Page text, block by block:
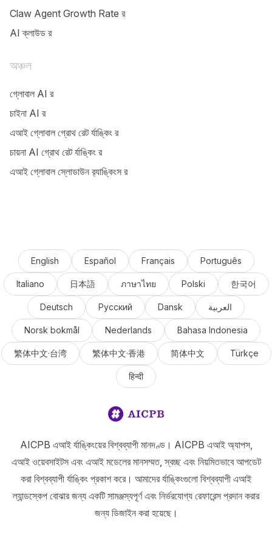
Claw Agent Growth Rate র‌‍‍‍‍‍‍‍‍‍‍‍‍‍‍‍‍‍‍‍‍‍‍‍‍‍‍‍‍‍‍‍‍‍‍‍‍‍‍‍‍‍‍‍‍‍‍‍‍‍‍‍‍‍‍‍‍‍‍‍‍‍‍‍‍‍‍‍‍‍‍‍‍‍‍‍‍‍‍‍‍‍‍‍‍‍‍‍‍‍‍‍‍‍‍‍‍‍‍‍‍‍‍‍‍‍‍‍‍‍‍‍‍‍‍‍‍‍‍‍‍‍‍‍‍‍‍‍‍‍‍‍‍‍‍‍‍‍‍‍‍‍‍‍‍‍‍‍‍‍‍‍‍‍‍‍‍‍‍‍‍‍‍‍‍‍‍‍‍‍‍‍‍‍‍‍‍‍‍‍‍‍‍‍‍‍‍‍‍‍‍‍‍‍‍‍‍‍‍‍‍‍‍‍‍‍‍‍‍‍‍‍‍‍‍‍‍‍‍‍‍‍‍‍‍‍‍‍‍‍‍‍‍‍‍‍‍‍‍‍‍‍‍‍‍‍‍‍‍‍‍‍‍‍‍‍‍‍‍‍‍‍‍‍‍‍‍‍‍‍‍‍‍‍‍‍‍‍‍‍‍‍‍‍‍‍‍‍‍‍‍‍‍‍‍‍‍‍‍‍‍‍‍‍‍‍‍‍‍‍‍‍‍‍‍‍‍‍‍‍‍‍‍‍‍‍‍‍‍‍‍‍‍‍‍‍‍‍‍‍‍‍‍‍‍‍‍‍‍‍‍‍‍‍‍‍‍‍‍‍‍‍‍‍‍‍‍‍‍‍‍‍‍‍‍‍‍‍‍‍‍‍‍‍‍‍‍‍‍‍‍‍‍‍‍‍‍‍‍‍‍‍‍‍‍‍‍‍‍‍‍‍‍‍‍‍‍‍‍‍‍‍‍‍‍‍‍‍‍‍‍‍‍‍‍‍‍‍‍‍‍‍‍‍‍‍‍‍‍‍‍‍‍‍‍‍‍‍‍‍‍‍‍‍‍‍‍‍‍‍‍‍‍‍‍‍‍‍‍‍‍‍‍‍‍‍‍‍‍‍‍‍‍‍‍‍‍‍‍‍‍‍‍‍‍‍‍‍‍‍‍‍‍‍‍‍‍‍‍‍‍‍‍‍‍‍‍‍‍‍‍‍‍‍‍‍‍‍‍‍‍‍‍‍‍‍‍‍‍‍‍‍‍‍‍‍‍‍‍‍‍‍‍‍‍‍‍‍‍‍‍‍‍‍‍‍‍‍‍‍‍‍‍‍‍‍‍‍‍‍‍‍‍‍‍‍‍‍‍‍‍‍‍‍‍‍‍‍‍‍‍‍‍‍‍‍‍‍‍‍‍‍‍‍‍‍‍‍‍‍‍‍‍‍‍‍‍‍‍‍‍‍‍‍‍‍‍‍‍‍‍‍‍‍‍‍‍‍‍‍‍‍‍‍‍‍‍‍‍‍‍‍‍‍‍‍‍‍‍‍‍‍‍‍‍‍‍‍‍‍‍‍‍‍‍‍‍‍‍‍‍‍‍‍‍‍‍‍‍‍‍‍‍‍‍‍‍‍‍‍‍‍‍‍‍‍‍‍‍‍‍‍‍‍‍‍‍‍‍‍‍‍‍‍‍‍‍‍‍‍‍‍‍‍‍‍‍‍‍‍‍‍‍‍‍‍‍‍‍‍‍‍‍‍‍‍‍‍‍‍‍‍‍‍‍‍‍‍‍‍‍‍‍‍‍‍‍‍‍‍‍‍‍‍‍‍‍‍‍‍‍‍‍‍‍‍‍‍‍‍‍‍‍‍‍‍‍‍‍‍‍‍‍‍‍‍‍‍‍‍‍‍‍‍‍‍‍‍‍‍‍‍‍‍‍‍‍‍‍‍‍‍‍‍‍‍‍‍‍‍‍‍‍‍‍‍‍‍‍‍‍‍‍‍‍‍‍‍‍‍‍‍‍‍‍‍‍‍‍‍‍‍‍‍‍‍‍‍‍‍‍‍‍‍‍‍‍‍‍‍‍‍‍‍‍‍‍‍‍‍‍‍‍‍‍‍‍‍‍‍‍‍‍‍‍‍‍‍‍‍‍‍‍‍‍‍‍‍‍‍‍‍‍‍‍‍‍‍‍‍‍‍‍‍‍‍‍‍‍‍‍‍‍‍‍‍‍‍‍‍‍‍‍‍‍‍‍‍‍‍‍‍‍‍‍‍‍‍‍‍‍‍‍‍‍‍‍‍‍‍‍‍‍‍‍‍‍‍‍‍‍‍‍‍‍‍‍‍‍‍‍‍‍‍‍‍‍‍‍‍‍‍‍‍‍‍‍‍‍‍‍‍‍‍‍‍‍‍‍‍‍‍‍‍‍‍‍‍‍‍‍‍‍‍‍‍‍‍‍‍‍‍‍‍‍‍‍‍‍‍‍‍‍‍‍‍‍‍‍‍‍‍‍‍‍‍‍‍‍‍‍‍‍‍‍‍‍‍‍‍‍‍‍‍‍‍‍‍‍‍‍‍‍‍‍‍‍‍‍‍‍‍‍‍‍‍‍‍‍‍‍‍‍‍‍‍‍‍‍‍‍‍‍‍‍‍‍‍‍‍‍‍‍‍‍‍‍‍‍‍‍‍‍‍‍‍‍‍‍‍‍‍‍‍‍‍‍‍‍‍‍‍‍‍‍‍‍‍‍‍‍‍‍‍‍‍‍‍‍‍‍‍‍‍‍‍‍‍‍‍‍‍‍‍‍‍‍‍‍‍‍‍‍‍‍‍‍‍‍‍‍‍‍‍‍‍‍‍‍‍‍‍‍‍‍‍‍‍‍‍‍‍‍‍‍‍‍‍‍‍‍‍‍‍‍‍‍‍‍‍‍‍‍‍‍‍‍‍‍‍‍‍‍‍‍‍‍‍‍‍‍‍‍‍‍‍‍‍‍‍‍‍‍‍‍‍‍‍‍‍‍‍‍‍‍‍‍‍‍‍‍‍‍‍‍‍‍‍‍‍‍‍‍‍‍‍‍‍‍‍‍‍‍‍‍‍‍‍‍‍‍‍‍‍‍‍‍‍‍‍‍‍‍‍‍‍‍‍‍‍‍‍‍‍‍‍‍‍‍‍‍‍‍‍‍‍‍‍‍‍‍‍‍‍‍‍‍‍‍‍‍‍‍‍‍‍‍‍‍‍‍‍‍‍‍‍‍‍‍‍‍‍‍‍‍‍‍‍‍‍‍‍‍‍‍‍‍‍‍‍‍‍‍‍‍‍‍‍‍‍‍‍‍‍‍‍‍‍‍‍‍‍‍‍‍‍‍‍‍‍‍‍‍‍‍‍‍‍‍‍‍‍‍‍‍‍‍‍‍‍‍‍‍‍‍‍‍‍‍‍‍‍‍‍‍‍‍‍‍‍‍‍‍‍‍‍‍‍‍‍‍‍‍‍‍‍‍‍‍‍‍‍‍‍‍‍‍‍‍‍‍‍‍‍‍‍‍‍‍‍‍‍‍‍‍‍‍‍‍‍‍‍‍‍‍‍‍‍‍‍‍‍‍‍‍‍‍‍‍‍‍‍‍‍‍‍‍‍‍‍‍‍‍‍‍‍‍‍‍‍‍‍‍‍‍‍‍‍‍‍‍‍‍‍‍‍‍‍‍‍‍‍‍‍‍‍‍‍‍‍‍‍‍‍‍‍‍‍‍‍‍‍‍‍‍‍‍‍‍‍‍‍‍‍‍‍‍‍‍‍‍‍‍‍‍‍‍‍‍‍‍‍‍‍‍‍‍‍‍‍‍‍‍‍‍‍‍‍‍‍‍‍‍‍‍‍‍‍‍‍‍‍‍‍‍‍‍‍‍‍‍‍‍‍‍‍‍‍‍‍‍‍‍‍‍‍‍‍‍‍‍‍‍‍‍‍‍‍‍‍‍‍‍‍‍‍‍‍‍‍‍‍‍‍‍‍‍‍‍‍‍‍‍‍‍‍‍‍‍‍‍‍‍‍‍‍‍‍‍‍‍‍‍‍‍‍‍‍‍‍‍‍‍‍‍‍‍‍‍‍‍‍‍‍‍‍‍‍‍‍‍‍‍‍‍‍‍‍‍‍‍‍‍‍‍‍‍‍‍‍‍‍‍‍‍‍‍‍‍‍‍‍‍‍‍‍‍‍‍‍‍‍‍‍‍‍‍‍‍‍‍‍‍‍‍‍‍‍‍‍‍‍‍‍‍‍‍‍‍‍‍‍‍‍‍‍‍‍‍‍‍‍‍‍‍‍‍‍‍‍‍‍‍‍‍‍‍‍‍‍‍‍‍‍‍‍‍‍‍‍‍‍‍‍‍‍‍‍‍‍‍‍‍‍‍‍‍‍‍‍‍‍‍‍‍‍‍‍‍‍‍‍‍‍‍‍‍‍‍‍‍‍‍‍‍‍‍‍‍
AI ক্লাউড র‌‍‍‍‍‍‍‍‍‍‍‍‍‍‍‍‍‍‍‍‍‍‍‍‍‍‍‍‍‍‍‍‍‍‍‍‍‍‍‍‍‍‍‍‍‍‍‍‍‍‍‍‍‍‍‍‍‍‍‍‍‍‍‍‍‍‍‍‍‍‍‍‍‍‍‍‍‍‍‍‍‍‍‍‍‍‍‍‍‍‍‍‍‍‍‍‍‍‍‍‍‍‍‍‍‍‍‍‍‍‍‍‍‍‍‍‍‍‍‍‍‍‍‍‍‍‍‍‍‍‍‍‍‍‍‍‍‍‍‍‍‍‍‍‍‍‍‍‍‍‍‍‍‍‍‍‍‍‍‍‍‍‍‍‍‍‍‍‍‍‍‍‍‍‍‍‍‍‍‍‍‍‍‍‍‍‍‍‍‍‍‍‍‍‍‍‍‍‍‍‍‍‍‍‍‍‍‍‍‍‍‍‍‍‍‍‍‍‍‍‍‍‍‍‍‍‍‍‍‍‍‍‍‍‍‍‍‍‍‍‍‍‍‍‍‍‍‍‍‍‍‍‍‍‍‍‍‍‍‍‍‍‍‍‍‍‍‍‍‍‍‍‍‍‍‍‍‍‍‍‍‍‍‍‍‍‍‍‍‍‍‍‍‍‍‍‍‍‍‍‍‍‍‍‍‍‍‍‍‍‍‍‍‍‍‍‍‍‍‍‍‍‍‍‍‍‍‍‍‍‍‍‍‍‍‍‍‍‍‍‍‍‍‍‍‍‍‍‍‍‍‍‍‍‍‍‍‍‍‍‍‍‍‍‍‍‍‍‍‍‍‍‍‍‍‍‍‍‍‍‍‍‍‍‍‍‍‍‍‍‍‍‍‍‍‍‍‍‍‍‍‍‍‍‍‍‍‍‍‍‍‍‍‍‍‍‍‍‍‍‍‍‍‍‍‍‍‍‍‍‍‍‍‍‍‍‍‍‍‍‍‍‍‍‍‍‍‍‍‍‍‍‍‍‍‍‍‍‍‍‍‍‍‍‍‍‍‍‍‍‍‍‍‍‍‍‍‍‍‍‍‍‍‍‍‍‍‍‍‍‍‍‍‍‍‍‍‍‍‍‍‍‍‍‍‍‍‍‍‍‍‍‍‍‍‍‍‍‍‍‍‍‍‍‍‍‍‍‍‍‍‍‍‍‍‍‍‍‍‍‍‍‍‍‍‍‍‍‍‍‍‍‍‍‍‍‍‍‍‍‍‍‍‍‍‍‍‍‍‍‍‍‍‍‍‍‍‍‍‍‍‍‍‍‍‍‍‍‍‍‍‍‍‍‍‍‍‍‍‍‍‍‍‍‍‍‍‍‍‍‍‍‍‍‍‍‍‍‍‍‍‍‍‍‍‍‍‍‍‍‍‍‍‍‍‍‍‍‍‍‍‍‍‍‍‍‍‍‍‍‍‍‍‍‍‍‍‍‍‍‍‍‍‍‍‍‍‍‍‍‍‍‍‍‍‍‍‍‍‍‍‍‍‍‍‍‍‍‍‍‍‍‍‍‍‍‍‍‍‍‍‍‍‍‍‍‍‍‍‍‍‍‍‍‍‍‍‍‍‍‍‍‍‍‍‍‍‍‍‍‍‍‍‍‍‍‍‍‍‍‍‍‍‍‍‍‍‍‍‍‍‍‍‍‍‍‍‍‍‍‍‍‍‍‍‍‍‍‍‍‍‍‍‍‍‍‍‍‍‍‍‍‍‍‍‍‍‍‍‍‍‍‍‍‍‍‍‍‍‍‍‍‍‍‍‍‍‍‍‍‍‍‍‍‍‍‍‍‍‍‍‍‍‍‍‍‍‍‍‍‍‍‍‍‍‍‍‍‍‍‍‍‍‍‍‍‍‍‍‍‍‍‍‍‍‍‍‍‍‍‍‍‍‍‍‍‍‍‍‍‍‍‍‍‍‍‍‍‍‍‍‍‍‍‍‍‍‍‍‍‍‍‍‍‍‍‍‍‍‍‍‍‍‍‍‍‍‍‍‍‍‍‍‍‍‍‍‍‍‍‍‍‍‍‍‍‍‍‍‍‍‍‍‍‍‍‍‍‍‍‍‍‍‍‍‍‍‍‍‍‍‍‍‍‍‍‍‍‍‍‍‍‍‍‍‍‍‍‍‍‍‍‍‍‍‍‍‍‍‍‍‍‍‍‍‍‍‍‍‍‍‍‍‍‍‍‍‍‍‍‍‍‍‍‍‍‍‍‍‍‍‍‍‍‍‍‍‍‍‍‍‍‍‍‍‍‍‍‍‍‍‍‍‍‍‍‍‍‍‍‍‍‍‍‍‍‍‍‍‍‍‍‍‍‍‍‍‍‍‍‍‍‍‍‍‍‍‍‍‍‍‍‍‍‍‍‍‍‍‍‍‍‍‍‍‍‍‍‍‍‍‍‍‍‍‍‍‍‍‍‍‍‍‍‍‍‍‍‍‍‍‍‍‍‍‍‍‍‍‍‍‍‍‍‍‍‍‍‍‍‍‍‍‍‍‍‍‍‍‍‍‍‍‍‍‍‍‍‍‍‍‍‍‍‍‍‍‍‍‍‍‍‍‍‍‍‍‍‍‍‍‍‍‍‍‍‍‍‍‍‍‍‍‍‍‍‍‍‍‍‍‍‍‍‍‍‍‍‍‍‍‍‍‍‍‍‍‍‍‍‍‍‍‍‍‍‍‍‍‍‍‍‍‍‍‍‍‍‍‍‍‍‍‍‍‍‍‍‍‍‍‍‍‍‍‍‍‍‍‍‍‍‍‍‍‍‍‍‍‍‍‍‍‍‍‍‍‍‍‍‍‍‍‍‍‍‍‍‍‍‍‍‍‍‍‍‍‍‍‍‍‍‍‍‍‍‍‍‍‍‍‍‍‍‍‍‍‍‍‍‍‍‍‍‍‍‍‍‍‍‍‍‍‍‍‍‍‍‍‍‍‍‍‍‍‍‍‍‍‍‍‍‍‍‍‍‍‍‍‍‍‍‍‍‍‍‍‍‍‍‍‍‍‍‍‍‍‍‍‍‍‍‍‍‍‍‍‍‍‍‍‍‍‍‍‍‍‍‍‍‍‍‍‍‍‍‍‍‍‍‍‍‍‍‍‍‍‍‍‍‍‍‍‍‍‍‍‍‍‍‍‍‍‍‍‍‍‍‍‍‍‍‍‍‍‍‍‍‍‍‍‍‍‍‍‍‍‍‍‍‍‍‍‍‍‍‍‍‍‍‍‍‍‍‍‍‍‍‍‍‍‍‍‍‍‍‍‍‍‍‍‍‍‍‍‍‍‍‍‍‍‍‍‍‍‍‍‍‍‍‍‍‍‍‍‍‍‍‍‍‍‍‍‍‍‍‍‍‍‍‍‍‍‍‍‍‍‍‍‍‍‍‍‍‍‍‍‍‍‍‍‍‍‍‍‍‍‍‍‍‍‍‍‍‍‍‍‍‍‍‍‍‍‍‍‍‍‍‍‍‍‍‍‍‍‍‍‍‍‍‍‍‍‍‍‍‍‍‍‍‍‍‍‍‍‍‍‍‍‍‍‍‍‍‍‍‍‍‍‍‍‍‍‍‍‍‍‍‍‍‍‍‍‍‍‍‍‍‍‍‍‍‍‍‍‍‍‍‍‍‍‍‍‍‍‍‍‍‍‍‍‍‍‍‍‍‍‍‍‍‍‍‍‍‍‍‍‍‍‍‍‍‍‍‍‍‍‍‍‍‍‍‍‍‍‍‍‍‍‍‍‍‍‍‍‍‍‍‍‍‍‍‍‍‍‍‍‍‍‍‍‍‍‍‍‍‍‍‍‍‍‍‍‍‍‍‍‍‍‍‍‍‍‍‍‍‍‍‍‍‍‍‍‍‍‍‍‍‍‍‍‍‍‍‍‍‍‍‍‍‍‍‍‍‍‍‍‍‍‍‍‍‍‍‍‍‍‍‍‍‍‍‍‍‍‍‍‍‍‍‍‍‍‍‍‍‍‍‍‍‍‍‍‍‍‍‍‍‍‍‍‍‍‍‍‍‍‍‍‍‍‍‍‍‍‍‍‍‍‍‍‍‍‍‍‍‍‍‍‍‍‍‍‍‍‍‍‍‍‍‍‍‍‍‍‍‍‍‍‍‍‍‍‍‍‍‍‍‍‍‍‍‍‍‍‍‍‍‍‍‍‍‍‍‍‍‍‍‍‍‍‍‍‍‍‍‍‍‍‍‍‍‍‍‍‍‍‍‍‍‍‍‍‍‍‍‍‍‍‍‍‍‍‍‍‍‍‍‍‍‍‍‍‍‍‍‍‍‍‍‍‍‍‍‍‍‍‍‍‍‍‍‍‍‍‍‍‍‍‍‍‍‍‍‍‍‍‍‍‍‍‍‍‍‍‍‍‍‍‍‍‍‍‍‍‍‍‍‍‍‍‍‍‍‍‍‍‍‍
অঞ্চল
গ্লোবাল AI র‌‍‍‍‍‍‍‍‍‍‍‍‍‍‍‍‍‍‍‍‍‍‍‍‍‍‍‍‍‍‍‍‍‍‍‍‍‍‍‍‍‍‍‍‍‍‍‍‍‍‍‍‍‍‍‍‍‍‍‍‍‍‍‍‍‍‍‍‍‍‍‍‍‍‍‍‍‍‍‍‍‍‍‍‍‍‍‍‍‍‍‍‍‍‍‍‍‍‍‍‍‍‍‍‍‍‍‍‍‍‍‍‍‍‍‍‍‍‍‍‍‍‍‍‍‍‍‍‍‍‍‍‍‍‍‍‍‍‍‍‍‍‍‍‍‍‍‍‍‍‍‍‍‍‍‍‍‍‍‍‍‍‍‍‍‍‍‍‍‍‍‍‍‍‍‍‍‍‍‍‍‍‍‍‍‍‍‍‍‍‍‍‍‍‍‍‍‍‍‍‍‍‍‍‍‍‍‍‍‍‍‍‍‍‍‍‍‍‍‍‍‍‍‍‍‍‍‍‍‍‍‍‍‍‍‍‍‍‍‍‍‍‍‍‍‍‍‍‍‍‍‍‍‍‍‍‍‍‍‍‍‍‍‍‍‍‍‍‍‍‍‍‍‍‍‍‍‍‍‍‍‍‍‍‍‍‍‍‍‍‍‍‍‍‍‍‍‍‍‍‍‍‍‍‍‍‍‍‍‍‍‍‍‍‍‍‍‍‍‍‍‍‍‍‍‍‍‍‍‍‍‍‍‍‍‍‍‍‍‍‍‍‍‍‍‍‍‍‍‍‍‍‍‍‍‍‍‍‍‍‍‍‍‍‍‍‍‍‍‍‍‍‍‍‍‍‍‍‍‍‍‍‍‍‍‍‍‍‍‍‍‍‍‍‍‍‍‍‍‍‍‍‍‍‍‍‍‍‍‍‍‍‍‍‍‍‍‍‍‍‍‍‍‍‍‍‍‍‍‍‍‍‍‍‍‍‍‍‍‍‍‍‍‍‍‍‍‍‍‍‍‍‍‍‍‍‍‍‍‍‍‍‍‍‍‍‍‍‍‍‍‍‍‍‍‍‍‍‍‍‍‍‍‍‍‍‍‍‍‍‍‍‍‍‍‍‍‍‍‍‍‍‍‍‍‍‍‍‍‍‍‍‍‍‍‍‍‍‍‍‍‍‍‍‍‍‍‍‍‍‍‍‍‍‍‍‍‍‍‍‍‍‍‍‍‍‍‍‍‍‍‍‍‍‍‍‍‍‍‍‍‍‍‍‍‍‍‍‍‍‍‍‍‍‍‍‍‍‍‍‍‍‍‍‍‍‍‍‍‍‍‍‍‍‍‍‍‍‍‍‍‍‍‍‍‍‍‍‍‍‍‍‍‍‍‍‍‍‍‍‍‍‍‍‍‍‍‍‍‍‍‍‍‍‍‍‍‍‍‍‍‍‍‍‍‍‍‍‍‍‍‍‍‍‍‍‍‍‍‍‍‍‍‍‍‍‍‍‍‍‍‍‍‍‍‍‍‍‍‍‍‍‍‍‍‍‍‍‍‍‍‍‍‍‍‍‍‍‍‍‍‍‍‍‍‍‍‍‍‍‍‍‍‍‍‍‍‍‍‍‍‍‍‍‍‍‍‍‍‍‍‍‍‍‍‍‍‍‍‍‍‍‍‍‍‍‍‍‍‍‍‍‍‍‍‍‍‍‍‍‍‍‍‍‍‍‍‍‍‍‍‍‍‍‍‍‍‍‍‍‍‍‍‍‍‍‍‍‍‍‍‍‍‍‍‍‍‍‍‍‍‍‍‍‍‍‍‍‍‍‍‍‍‍‍‍‍‍‍‍‍‍‍‍‍‍‍‍‍‍‍‍‍‍‍‍‍‍‍‍‍‍‍‍‍‍‍‍‍‍‍‍‍‍‍‍‍‍‍‍‍‍‍‍‍‍‍‍‍‍‍‍‍‍‍‍‍‍‍‍‍‍‍‍‍‍‍‍‍‍‍‍‍‍‍‍‍‍‍‍‍‍‍‍‍‍‍‍‍‍‍‍‍‍‍‍‍‍‍‍‍‍‍‍‍‍‍‍‍‍‍‍‍‍‍‍‍‍‍‍‍‍‍‍‍‍‍‍‍‍‍‍‍‍‍‍‍‍‍‍‍‍‍‍‍‍‍‍‍‍‍‍‍‍‍‍‍‍‍‍‍‍‍‍‍‍‍‍‍‍‍‍‍‍‍‍‍‍‍‍‍‍‍‍‍‍‍‍‍‍‍‍‍‍‍‍‍‍‍‍‍‍‍‍‍‍‍‍‍‍‍‍‍‍‍‍‍‍‍‍‍‍‍‍‍‍‍‍‍‍‍‍‍‍‍‍‍‍‍‍‍‍‍‍‍‍‍‍‍‍‍‍‍‍‍‍‍‍‍‍‍‍‍‍‍‍‍‍‍‍‍‍‍‍‍‍‍‍‍‍‍‍‍‍‍‍‍‍‍‍‍‍‍‍‍‍‍‍‍‍‍‍‍‍‍‍‍‍‍‍‍‍‍‍‍‍‍‍‍‍‍‍‍‍‍‍‍‍‍‍‍‍‍‍‍‍‍‍‍‍‍‍‍‍‍‍‍‍‍‍‍‍‍‍‍‍‍‍‍‍‍‍‍‍‍‍‍‍‍‍‍‍‍‍‍‍‍‍‍‍‍‍‍‍‍‍‍‍‍‍‍‍‍‍‍‍‍‍‍‍‍‍‍‍‍‍‍‍‍‍‍‍‍‍‍‍‍‍‍‍‍‍‍‍‍‍‍‍‍‍‍‍‍‍‍‍‍‍‍‍‍‍‍‍‍‍‍‍‍‍‍‍‍‍‍‍‍‍‍‍‍‍‍‍‍‍‍‍‍‍‍‍‍‍‍‍‍‍‍‍‍‍‍‍‍‍‍‍‍‍‍‍‍‍‍‍‍‍‍‍‍‍‍‍‍‍‍‍‍‍‍‍‍‍‍‍‍‍‍‍‍‍‍‍‍‍‍‍‍‍‍‍‍‍‍‍‍‍‍‍‍‍‍‍‍‍‍‍‍‍‍‍‍‍‍‍‍‍‍‍‍‍‍‍‍‍‍‍‍‍‍‍‍‍‍‍‍‍‍‍‍‍‍‍‍‍‍‍‍‍‍‍‍‍‍‍‍‍‍‍‍‍‍‍‍‍‍‍‍‍‍‍‍‍‍‍‍‍‍‍‍‍‍‍‍‍‍‍‍‍‍‍‍‍‍‍‍‍‍‍‍‍‍‍‍‍‍‍‍‍‍‍‍‍‍‍‍‍‍‍‍‍‍‍‍‍‍‍‍‍‍‍‍‍‍‍‍‍‍‍‍‍‍‍‍‍‍‍‍‍‍‍‍‍‍‍‍‍‍‍‍‍‍‍‍‍‍‍‍‍‍‍‍‍‍‍‍‍‍‍‍‍‍‍‍‍‍‍‍‍‍‍‍‍‍‍‍‍‍‍‍‍‍‍‍‍‍‍‍‍‍‍‍‍‍‍‍‍‍‍‍‍‍‍‍‍‍‍‍‍‍‍‍‍‍‍‍‍‍‍‍‍‍‍‍‍‍‍‍‍‍‍‍‍‍‍‍‍‍‍‍‍‍‍‍‍‍‍‍‍‍‍‍‍‍‍‍‍‍‍‍‍‍‍‍‍‍‍‍‍‍‍‍‍‍‍‍‍‍‍‍‍‍‍‍‍‍‍‍‍‍‍‍‍‍‍‍‍‍‍‍‍‍‍‍‍‍‍‍‍‍‍‍‍‍‍‍‍‍‍‍‍‍‍‍‍‍‍‍‍‍‍‍‍‍‍‍‍‍‍‍‍‍‍‍‍‍‍‍‍‍‍‍‍‍‍‍‍‍‍‍‍‍‍‍‍‍‍‍‍‍‍‍‍‍‍‍‍‍‍‍‍‍‍‍‍‍‍‍‍‍‍‍‍‍‍‍‍‍‍‍‍‍‍‍‍‍‍‍‍‍‍‍‍‍‍‍‍‍‍‍‍‍‍‍‍‍‍‍‍‍‍‍‍‍‍‍‍‍‍‍‍‍‍‍‍‍‍‍‍‍‍‍‍‍‍‍‍‍‍‍‍‍‍‍‍‍‍‍‍‍‍‍‍‍‍‍‍‍‍‍‍‍‍‍‍‍‍‍‍‍‍‍‍‍‍‍‍‍‍‍‍‍‍‍‍‍‍‍‍‍‍‍‍‍‍‍‍‍‍‍‍‍‍‍‍‍‍‍‍‍‍‍‍‍‍‍‍‍‍‍‍‍‍‍‍‍‍‍‍‍‍‍‍‍‍‍‍‍‍‍‍‍‍‍‍‍‍‍‍‍‍‍‍‍‍‍‍‍‍‍‍‍‍‍‍‍‍‍‍‍‍‍‍‍‍‍‍‍‍‍‍‍‍‍‍‍‍‍‍‍‍‍‍‍‍‍‍‍
চাইনা AI র‌‍‍‍‍‍‍‍‍‍‍‍‍‍‍‍‍‍‍‍‍‍‍‍‍‍‍‍‍‍‍‍‍‍‍‍‍‍‍‍‍‍‍‍‍‍‍‍‍‍‍‍‍‍‍‍‍‍‍‍‍‍‍‍‍‍‍‍‍‍‍‍‍‍‍‍‍‍‍‍‍‍‍‍‍‍‍‍‍‍‍‍‍‍‍‍‍‍‍‍‍‍‍‍‍‍‍‍‍‍‍‍‍‍‍‍‍‍‍‍‍‍‍‍‍‍‍‍‍‍‍‍‍‍‍‍‍‍‍‍‍‍‍‍‍‍‍‍‍‍‍‍‍‍‍‍‍‍‍‍‍‍‍‍‍‍‍‍‍‍‍‍‍‍‍‍‍‍‍‍‍‍‍‍‍‍‍‍‍‍‍‍‍‍‍‍‍‍‍‍‍‍‍‍‍‍‍‍‍‍‍‍‍‍‍‍‍‍‍‍‍‍‍‍‍‍‍‍‍‍‍‍‍‍‍‍‍‍‍‍‍‍‍‍‍‍‍‍‍‍‍‍‍‍‍‍‍‍‍‍‍‍‍‍‍‍‍‍‍‍‍‍‍‍‍‍‍‍‍‍‍‍‍‍‍‍‍‍‍‍‍‍‍‍‍‍‍‍‍‍‍‍‍‍‍‍‍‍‍‍‍‍‍‍‍‍‍‍‍‍‍‍‍‍‍‍‍‍‍‍‍‍‍‍‍‍‍‍‍‍‍‍‍‍‍‍‍‍‍‍‍‍‍‍‍‍‍‍‍‍‍‍‍‍‍‍‍‍‍‍‍‍‍‍‍‍‍‍‍‍‍‍‍‍‍‍‍‍‍‍‍‍‍‍‍‍‍‍‍‍‍‍‍‍‍‍‍‍‍‍‍‍‍‍‍‍‍‍‍‍‍‍‍‍‍‍‍‍‍‍‍‍‍‍‍‍‍‍‍‍‍‍‍‍‍‍‍‍‍‍‍‍‍‍‍‍‍‍‍‍‍‍‍‍‍‍‍‍‍‍‍‍‍‍‍‍‍‍‍‍‍‍‍‍‍‍‍‍‍‍‍‍‍‍‍‍‍‍‍‍‍‍‍‍‍‍‍‍‍‍‍‍‍‍‍‍‍‍‍‍‍‍‍‍‍‍‍‍‍‍‍‍‍‍‍‍‍‍‍‍‍‍‍‍‍‍‍‍‍‍‍‍‍‍‍‍‍‍‍‍‍‍‍‍‍‍‍‍‍‍‍‍‍‍‍‍‍‍‍‍‍‍‍‍‍‍‍‍‍‍‍‍‍‍‍‍‍‍‍‍‍‍‍‍‍‍‍‍‍‍‍‍‍‍‍‍‍‍‍‍‍‍‍‍‍‍‍‍‍‍‍‍‍‍‍‍‍‍‍‍‍‍‍‍‍‍‍‍‍‍‍‍‍‍‍‍‍‍‍‍‍‍‍‍‍‍‍‍‍‍‍‍‍‍‍‍‍‍‍‍‍‍‍‍‍‍‍‍‍‍‍‍‍‍‍‍‍‍‍‍‍‍‍‍‍‍‍‍‍‍‍‍‍‍‍‍‍‍‍‍‍‍‍‍‍‍‍‍‍‍‍‍‍‍‍‍‍‍‍‍‍‍‍‍‍‍‍‍‍‍‍‍‍‍‍‍‍‍‍‍‍‍‍‍‍‍‍‍‍‍‍‍‍‍‍‍‍‍‍‍‍‍‍‍‍‍‍‍‍‍‍‍‍‍‍‍‍‍‍‍‍‍‍‍‍‍‍‍‍‍‍‍‍‍‍‍‍‍‍‍‍‍‍‍‍‍‍‍‍‍‍‍‍‍‍‍‍‍‍‍‍‍‍‍‍‍‍‍‍‍‍‍‍‍‍‍‍‍‍‍‍‍‍‍‍‍‍‍‍‍‍‍‍‍‍‍‍‍‍‍‍‍‍‍‍‍‍‍‍‍‍‍‍‍‍‍‍‍‍‍‍‍‍‍‍‍‍‍‍‍‍‍‍‍‍‍‍‍‍‍‍‍‍‍‍‍‍‍‍‍‍‍‍‍‍‍‍‍‍‍‍‍‍‍‍‍‍‍‍‍‍‍‍‍‍‍‍‍‍‍‍‍‍‍‍‍‍‍‍‍‍‍‍‍‍‍‍‍‍‍‍‍‍‍‍‍‍‍‍‍‍‍‍‍‍‍‍‍‍‍‍‍‍‍‍‍‍‍‍‍‍‍‍‍‍‍‍‍‍‍‍‍‍‍‍‍‍‍‍‍‍‍‍‍‍‍‍‍‍‍‍‍‍‍‍‍‍‍‍‍‍‍‍‍‍‍‍‍‍‍‍‍‍‍‍‍‍‍‍‍‍‍‍‍‍‍‍‍‍‍‍‍‍‍‍‍‍‍‍‍‍‍‍‍‍‍‍‍‍‍‍‍‍‍‍‍‍‍‍‍‍‍‍‍‍‍‍‍‍‍‍‍‍‍‍‍‍‍‍‍‍‍‍‍‍‍‍‍‍‍‍‍‍‍‍‍‍‍‍‍‍‍‍‍‍‍‍‍‍‍‍‍‍‍‍‍‍‍‍‍‍‍‍‍‍‍‍‍‍‍‍‍‍‍‍‍‍‍‍‍‍‍‍‍‍‍‍‍‍‍‍‍‍‍‍‍‍‍‍‍‍‍‍‍‍‍‍‍‍‍‍‍‍‍‍‍‍‍‍‍‍‍‍‍‍‍‍‍‍‍‍‍‍‍‍‍‍‍‍‍‍‍‍‍‍‍‍‍‍‍‍‍‍‍‍‍‍‍‍‍‍‍‍‍‍‍‍‍‍‍‍‍‍‍‍‍‍‍‍‍‍‍‍‍‍‍‍‍‍‍‍‍‍‍‍‍‍‍‍‍‍‍‍‍‍‍‍‍‍‍‍‍‍‍‍‍‍‍‍‍‍‍‍‍‍‍‍‍‍‍‍‍‍‍‍‍‍‍‍‍‍‍‍‍‍‍‍‍‍‍‍‍‍‍‍‍‍‍‍‍‍‍‍‍‍‍‍‍‍‍‍‍‍‍‍‍‍‍‍‍‍‍‍‍‍‍‍‍‍‍‍‍‍‍‍‍‍‍‍‍‍‍‍‍‍‍‍‍‍‍‍‍‍‍‍‍‍‍‍‍‍‍‍‍‍‍‍‍‍‍‍‍‍‍‍‍‍‍‍‍‍‍‍‍‍‍‍‍‍‍‍‍‍‍‍‍‍‍‍‍‍‍‍‍‍‍‍‍‍‍‍‍‍‍‍‍‍‍‍‍‍‍‍‍‍‍‍‍‍‍‍‍‍‍‍‍‍‍‍‍‍‍‍‍‍‍‍‍‍‍‍‍‍‍‍‍‍‍‍‍‍‍‍‍‍‍‍‍‍‍‍‍‍‍‍‍‍‍‍‍‍‍‍‍‍‍‍‍‍‍‍‍‍‍‍‍‍‍‍‍‍‍‍‍‍‍‍‍‍‍‍‍‍‍‍‍‍‍‍‍‍‍‍‍‍‍‍‍‍‍‍‍‍‍‍‍‍‍‍‍‍‍‍‍‍‍‍‍‍‍‍‍‍‍‍‍‍‍‍‍‍‍‍‍‍‍‍‍‍‍‍‍‍‍‍‍‍‍‍‍‍‍‍‍‍‍‍‍‍‍‍‍‍‍‍‍‍‍‍‍‍‍‍‍‍‍‍‍‍‍‍‍‍‍‍‍‍‍‍‍‍‍‍‍‍‍‍‍‍‍‍‍‍‍‍‍‍‍‍‍‍‍‍‍‍‍‍‍‍‍‍‍‍‍‍‍‍‍‍‍‍‍‍‍‍‍‍‍‍‍‍‍‍‍‍‍‍‍‍‍‍‍‍‍‍‍‍‍‍‍‍‍‍‍‍‍‍‍‍‍‍‍‍‍‍‍‍‍‍‍‍‍‍‍‍‍‍‍‍‍‍‍‍‍‍‍‍‍‍‍‍‍‍‍‍‍‍‍‍‍‍‍‍‍‍‍‍‍‍‍‍‍‍‍‍‍‍‍‍‍‍‍‍‍‍‍‍‍‍‍‍‍‍‍‍‍‍‍‍‍‍‍‍‍‍‍‍‍‍‍‍‍‍‍‍‍‍‍‍‍‍‍‍‍‍‍‍‍‍‍‍‍‍‍‍‍‍‍‍‍‍‍‍‍‍‍‍‍‍‍‍‍‍‍‍‍‍‍‍‍‍‍‍‍‍‍‍‍‍‍‍‍‍‍‍‍‍‍‍‍‍‍‍‍‍‍‍‍‍‍‍‍‍‍‍‍‍‍‍‍‍‍‍‍‍‍‍‍‍‍‍‍‍‍‍‍‍‍‍‍‍‍‍‍‍‍‍‍‍‍‍‍‍‍‍‍‍‍‍‍‍‍‍‍‍‍‍‍‍
এআই গ্লোবাল গ্রোথ রেট র্যাঙ্কিং র‌‍‍‍‍‍‍‍‍‍‍‍‍‍‍‍‍‍‍‍‍‍‍‍‍‍‍‍‍‍‍‍‍‍‍‍‍‍‍‍‍‍‍‍‍‍‍‍‍‍‍‍‍‍‍‍‍‍‍‍‍‍‍‍‍‍‍‍‍‍‍‍‍‍‍‍‍‍‍‍‍‍‍‍‍‍‍‍‍‍‍‍‍‍‍‍‍‍‍‍‍‍‍‍‍‍‍‍‍‍‍‍‍‍‍‍‍‍‍‍‍‍‍‍‍‍‍‍‍‍‍‍‍‍‍‍‍‍‍‍‍‍‍‍‍‍‍‍‍‍‍‍‍‍‍‍‍‍‍‍‍‍‍‍‍‍‍‍‍‍‍‍‍‍‍‍‍‍‍‍‍‍‍‍‍‍‍‍‍‍‍‍‍‍‍‍‍‍‍‍‍‍‍‍‍‍‍‍‍‍‍‍‍‍‍‍‍‍‍‍‍‍‍‍‍‍‍‍‍‍‍‍‍‍‍‍‍‍‍‍‍‍‍‍‍‍‍‍‍‍‍‍‍‍‍‍‍‍‍‍‍‍‍‍‍‍‍‍‍‍‍‍‍‍‍‍‍‍‍‍‍‍‍‍‍‍‍‍‍‍‍‍‍‍‍‍‍‍‍‍‍‍‍‍‍‍‍‍‍‍‍‍‍‍‍‍‍‍‍‍‍‍‍‍‍‍‍‍‍‍‍‍‍‍‍‍‍‍‍‍‍‍‍‍‍‍‍‍‍‍‍‍‍‍‍‍‍‍‍‍‍‍‍‍‍‍‍‍‍‍‍‍‍‍‍‍‍‍‍‍‍‍‍‍‍‍‍‍‍‍‍‍‍‍‍‍‍‍‍‍‍‍‍‍‍‍‍‍‍‍‍‍‍‍‍‍‍‍‍‍‍‍‍‍‍‍‍‍‍‍‍‍‍‍‍‍‍‍‍‍‍‍‍‍‍‍‍‍‍‍‍‍‍‍‍‍‍‍‍‍‍‍‍‍‍‍‍‍‍‍‍‍‍‍‍‍‍‍‍‍‍‍‍‍‍‍‍‍‍‍‍‍‍‍‍‍‍‍‍‍‍‍‍‍‍‍‍‍‍‍‍‍‍‍‍‍‍‍‍‍‍‍‍‍‍‍‍‍‍‍‍‍‍‍‍‍‍‍‍‍‍‍‍‍‍‍‍‍‍‍‍‍‍‍‍‍‍‍‍‍‍‍‍‍‍‍‍‍‍‍‍‍‍‍‍‍‍‍‍‍‍‍‍‍‍‍‍‍‍‍‍‍‍‍‍‍‍‍‍‍‍‍‍‍‍‍‍‍‍‍‍‍‍‍‍‍‍‍‍‍‍‍‍‍‍‍‍‍‍‍‍‍‍‍‍‍‍‍‍‍‍‍‍‍‍‍‍‍‍‍‍‍‍‍‍‍‍‍‍‍‍‍‍‍‍‍‍‍‍‍‍‍‍‍‍‍‍‍‍‍‍‍‍‍‍‍‍‍‍‍‍‍‍‍‍‍‍‍‍‍‍‍‍‍‍‍‍‍‍‍‍‍‍‍‍‍‍‍‍‍‍‍‍‍‍‍‍‍‍‍‍‍‍‍‍‍‍‍‍‍‍‍‍‍‍‍‍‍‍‍‍‍‍‍‍‍‍‍‍‍‍‍‍‍‍‍‍‍‍‍‍‍‍‍‍‍‍‍‍‍‍‍‍‍‍‍‍‍‍‍‍‍‍‍‍‍‍‍‍‍‍‍‍‍‍‍‍‍‍‍‍‍‍‍‍‍‍‍‍‍‍‍‍‍‍‍‍‍‍‍‍‍‍‍‍‍‍‍‍‍‍‍‍‍‍‍‍‍‍‍‍‍‍‍‍‍‍‍‍‍‍‍‍‍‍‍‍‍‍‍‍‍‍‍‍‍‍‍‍‍‍‍‍‍‍‍‍‍‍‍‍‍‍‍‍‍‍‍‍‍‍‍‍‍‍‍‍‍‍‍‍‍‍‍‍‍‍‍‍‍‍‍‍‍‍‍‍‍‍‍‍‍‍‍‍‍‍‍‍‍‍‍‍‍‍‍‍‍‍‍‍‍‍‍‍‍‍‍‍‍‍‍‍‍‍‍‍‍‍‍‍‍‍‍‍‍‍‍‍‍‍‍‍‍‍‍‍‍‍‍‍‍‍‍‍‍‍‍‍‍‍‍‍‍‍‍‍‍‍‍‍‍‍‍‍‍‍‍‍‍‍‍‍‍‍‍‍‍‍‍‍‍‍‍‍‍‍‍‍‍‍‍‍‍‍‍‍‍‍‍‍‍‍‍‍‍‍‍‍‍‍‍‍‍‍‍‍‍‍‍‍‍‍‍‍‍‍‍‍‍‍‍‍‍‍‍‍‍‍‍‍‍‍‍‍‍‍‍‍‍‍‍‍‍‍‍‍‍‍‍‍‍‍‍‍‍‍‍‍‍‍‍‍‍‍‍‍‍‍‍‍‍‍‍‍‍‍‍‍‍‍‍‍‍‍‍‍‍‍‍‍‍‍‍‍‍‍‍‍‍‍‍‍‍‍‍‍‍‍‍‍‍‍‍‍‍‍‍‍‍‍‍‍‍‍‍‍‍‍‍‍‍‍‍‍‍‍‍‍‍‍‍‍‍‍‍‍‍‍‍‍‍‍‍‍‍‍‍‍‍‍‍‍‍‍‍‍‍‍‍‍‍‍‍‍‍‍‍‍‍‍‍‍‍‍‍‍‍‍‍‍‍‍‍‍‍‍‍‍‍‍‍‍‍‍‍‍‍‍‍‍‍‍‍‍‍‍‍‍‍‍‍‍‍‍‍‍‍‍‍‍‍‍‍‍‍‍‍‍‍‍‍‍‍‍‍‍‍‍‍‍‍‍‍‍‍‍‍‍‍‍‍‍‍‍‍‍‍‍‍‍‍‍‍‍‍‍‍‍‍‍‍‍‍‍‍‍‍‍‍‍‍‍‍‍‍‍‍‍‍‍‍‍‍‍‍‍‍‍‍‍‍‍‍‍‍‍‍‍‍‍‍‍‍‍‍‍‍‍‍‍‍‍‍‍‍‍‍‍‍‍‍‍‍‍‍‍‍‍‍‍‍‍‍‍‍‍‍‍‍‍‍‍‍‍‍‍‍‍‍‍‍‍‍‍‍‍‍‍‍‍‍‍‍‍‍‍‍‍‍‍‍‍‍‍‍‍‍‍‍‍‍‍‍‍‍‍‍‍‍‍‍‍‍‍‍‍‍‍‍‍‍‍‍‍‍‍‍‍‍‍‍‍‍‍‍‍‍‍‍‍‍‍‍‍‍‍‍‍‍‍‍‍‍‍‍‍‍‍‍‍‍‍‍‍‍‍‍‍‍‍‍‍‍‍‍‍‍‍‍‍‍‍‍‍‍‍‍‍‍‍‍‍‍‍‍‍‍‍‍‍‍‍‍‍‍‍‍‍‍‍‍‍‍‍‍‍‍‍‍‍‍‍‍‍‍‍‍‍‍‍‍‍‍‍‍‍‍‍‍‍‍‍‍‍‍‍‍‍‍‍‍‍‍‍‍‍‍‍‍‍‍‍‍‍‍‍‍‍‍‍‍‍‍‍‍‍‍‍‍‍‍‍‍‍‍‍‍‍‍‍‍‍‍‍‍‍‍‍‍‍‍‍‍‍‍‍‍‍‍‍‍‍‍‍‍‍‍‍‍‍‍‍‍‍‍‍‍‍‍‍‍‍‍‍‍‍‍‍‍‍‍‍‍‍‍‍‍‍‍‍‍‍‍‍‍‍‍‍‍‍‍‍‍‍‍‍‍‍‍‍‍‍‍‍‍‍‍‍‍‍‍‍‍‍‍‍‍‍‍‍‍‍‍‍‍‍‍‍‍‍‍‍‍‍‍‍‍‍‍‍‍‍‍‍‍‍‍‍‍‍‍‍‍‍‍‍‍‍‍‍‍‍‍‍‍‍‍‍‍‍‍‍‍‍‍‍‍‍‍‍‍‍‍‍‍‍‍‍‍‍‍‍‍‍‍‍‍‍‍‍‍‍‍‍‍‍‍‍‍‍‍‍‍‍‍‍‍‍‍‍‍‍‍‍‍‍‍‍‍‍‍‍‍‍‍‍‍‍‍‍‍‍‍‍‍‍‍‍‍‍‍‍‍‍‍‍‍‍‍‍‍‍‍‍‍‍‍‍‍‍‍‍‍‍‍‍‍‍‍‍‍‍‍‍‍‍‍‍‍‍‍‍‍‍‍‍‍‍‍‍‍‍‍‍‍‍‍‍‍‍‍‍‍‍‍‍‍‍‍‍‍‍‍‍‍‍‍‍‍‍‍‍‍‍‍‍‍‍‍‍‍‍‍‍‍‍‍‍‍‍‍‍‍‍‍‍‍‍‍‍‍‍‍‍‍‍‍‍
চায়না AI গ্রোথ রেট র্যাঙ্কিং র‌‍‍‍‍‍‍‍‍‍‍‍‍‍‍‍‍‍‍‍‍‍‍‍‍‍‍‍‍‍‍‍‍‍‍‍‍‍‍‍‍‍‍‍‍‍‍‍‍‍‍‍‍‍‍‍‍‍‍‍‍‍‍‍‍‍‍‍‍‍‍‍‍‍‍‍‍‍‍‍‍‍‍‍‍‍‍‍‍‍‍‍‍‍‍‍‍‍‍‍‍‍‍‍‍‍‍‍‍‍‍‍‍‍‍‍‍‍‍‍‍‍‍‍‍‍‍‍‍‍‍‍‍‍‍‍‍‍‍‍‍‍‍‍‍‍‍‍‍‍‍‍‍‍‍‍‍‍‍‍‍‍‍‍‍‍‍‍‍‍‍‍‍‍‍‍‍‍‍‍‍‍‍‍‍‍‍‍‍‍‍‍‍‍‍‍‍‍‍‍‍‍‍‍‍‍‍‍‍‍‍‍‍‍‍‍‍‍‍‍‍‍‍‍‍‍‍‍‍‍‍‍‍‍‍‍‍‍‍‍‍‍‍‍‍‍‍‍‍‍‍‍‍‍‍‍‍‍‍‍‍‍‍‍‍‍‍‍‍‍‍‍‍‍‍‍‍‍‍‍‍‍‍‍‍‍‍‍‍‍‍‍‍‍‍‍‍‍‍‍‍‍‍‍‍‍‍‍‍‍‍‍‍‍‍‍‍‍‍‍‍‍‍‍‍‍‍‍‍‍‍‍‍‍‍‍‍‍‍‍‍‍‍‍‍‍‍‍‍‍‍‍‍‍‍‍‍‍‍‍‍‍‍‍‍‍‍‍‍‍‍‍‍‍‍‍‍‍‍‍‍‍‍‍‍‍‍‍‍‍‍‍‍‍‍‍‍‍‍‍‍‍‍‍‍‍‍‍‍‍‍‍‍‍‍‍‍‍‍‍‍‍‍‍‍‍‍‍‍‍‍‍‍‍‍‍‍‍‍‍‍‍‍‍‍‍‍‍‍‍‍‍‍‍‍‍‍‍‍‍‍‍‍‍‍‍‍‍‍‍‍‍‍‍‍‍‍‍‍‍‍‍‍‍‍‍‍‍‍‍‍‍‍‍‍‍‍‍‍‍‍‍‍‍‍‍‍‍‍‍‍‍‍‍‍‍‍‍‍‍‍‍‍‍‍‍‍‍‍‍‍‍‍‍‍‍‍‍‍‍‍‍‍‍‍‍‍‍‍‍‍‍‍‍‍‍‍‍‍‍‍‍‍‍‍‍‍‍‍‍‍‍‍‍‍‍‍‍‍‍‍‍‍‍‍‍‍‍‍‍‍‍‍‍‍‍‍‍‍‍‍‍‍‍‍‍‍‍‍‍‍‍‍‍‍‍‍‍‍‍‍‍‍‍‍‍‍‍‍‍‍‍‍‍‍‍‍‍‍‍‍‍‍‍‍‍‍‍‍‍‍‍‍‍‍‍‍‍‍‍‍‍‍‍‍‍‍‍‍‍‍‍‍‍‍‍‍‍‍‍‍‍‍‍‍‍‍‍‍‍‍‍‍‍‍‍‍‍‍‍‍‍‍‍‍‍‍‍‍‍‍‍‍‍‍‍‍‍‍‍‍‍‍‍‍‍‍‍‍‍‍‍‍‍‍‍‍‍‍‍‍‍‍‍‍‍‍‍‍‍‍‍‍‍‍‍‍‍‍‍‍‍‍‍‍‍‍‍‍‍‍‍‍‍‍‍‍‍‍‍‍‍‍‍‍‍‍‍‍‍‍‍‍‍‍‍‍‍‍‍‍‍‍‍‍‍‍‍‍‍‍‍‍‍‍‍‍‍‍‍‍‍‍‍‍‍‍‍‍‍‍‍‍‍‍‍‍‍‍‍‍‍‍‍‍‍‍‍‍‍‍‍‍‍‍‍‍‍‍‍‍‍‍‍‍‍‍‍‍‍‍‍‍‍‍‍‍‍‍‍‍‍‍‍‍‍‍‍‍‍‍‍‍‍‍‍‍‍‍‍‍‍‍‍‍‍‍‍‍‍‍‍‍‍‍‍‍‍‍‍‍‍‍‍‍‍‍‍‍‍‍‍‍‍‍‍‍‍‍‍‍‍‍‍‍‍‍‍‍‍‍‍‍‍‍‍‍‍‍‍‍‍‍‍‍‍‍‍‍‍‍‍‍‍‍‍‍‍‍‍‍‍‍‍‍‍‍‍‍‍‍‍‍‍‍‍‍‍‍‍‍‍‍‍‍‍‍‍‍‍‍‍‍‍‍‍‍‍‍‍‍‍‍‍‍‍‍‍‍‍‍‍‍‍‍‍‍‍‍‍‍‍‍‍‍‍‍‍‍‍‍‍‍‍‍‍‍‍‍‍‍‍‍‍‍‍‍‍‍‍‍‍‍‍‍‍‍‍‍‍‍‍‍‍‍‍‍‍‍‍‍‍‍‍‍‍‍‍‍‍‍‍‍‍‍‍‍‍‍‍‍‍‍‍‍‍‍‍‍‍‍‍‍‍‍‍‍‍‍‍‍‍‍‍‍‍‍‍‍‍‍‍‍‍‍‍‍‍‍‍‍‍‍‍‍‍‍‍‍‍‍‍‍‍‍‍‍‍‍‍‍‍‍‍‍‍‍‍‍‍‍‍‍‍‍‍‍‍‍‍‍‍‍‍‍‍‍‍‍‍‍‍‍‍‍‍‍‍‍‍‍‍‍‍‍‍‍‍‍‍‍‍‍‍‍‍‍‍‍‍‍‍‍‍‍‍‍‍‍‍‍‍‍‍‍‍‍‍‍‍‍‍‍‍‍‍‍‍‍‍‍‍‍‍‍‍‍‍‍‍‍‍‍‍‍‍‍‍‍‍‍‍‍‍‍‍‍‍‍‍‍‍‍‍‍‍‍‍‍‍‍‍‍‍‍‍‍‍‍‍‍‍‍‍‍‍‍‍‍‍‍‍‍‍‍‍‍‍‍‍‍‍‍‍‍‍‍‍‍‍‍‍‍‍‍‍‍‍‍‍‍‍‍‍‍‍‍‍‍‍‍‍‍‍‍‍‍‍‍‍‍‍‍‍‍‍‍‍‍‍‍‍‍‍‍‍‍‍‍‍‍‍‍‍‍‍‍‍‍‍‍‍‍‍‍‍‍‍‍‍‍‍‍‍‍‍‍‍‍‍‍‍‍‍‍‍‍‍‍‍‍‍‍‍‍‍‍‍‍‍‍‍‍‍‍‍‍‍‍‍‍‍‍‍‍‍‍‍‍‍‍‍‍‍‍‍‍‍‍‍‍‍‍‍‍‍‍‍‍‍‍‍‍‍‍‍‍‍‍‍‍‍‍‍‍‍‍‍‍‍‍‍‍‍‍‍‍‍‍‍‍‍‍‍‍‍‍‍‍‍‍‍‍‍‍‍‍‍‍‍‍‍‍‍‍‍‍‍‍‍‍‍‍‍‍‍‍‍‍‍‍‍‍‍‍‍‍‍‍‍‍‍‍‍‍‍‍‍‍‍‍‍‍‍‍‍‍‍‍‍‍‍‍‍‍‍‍‍‍‍‍‍‍‍‍‍‍‍‍‍‍‍‍‍‍‍‍‍‍‍‍‍‍‍‍‍‍‍‍‍‍‍‍‍‍‍‍‍‍‍‍‍‍‍‍‍‍‍‍‍‍‍‍‍‍‍‍‍‍‍‍‍‍‍‍‍‍‍‍‍‍‍‍‍‍‍‍‍‍‍‍‍‍‍‍‍‍‍‍‍‍‍‍‍‍‍‍‍‍‍‍‍‍‍‍‍‍‍‍‍‍‍‍‍‍‍‍‍‍‍‍‍‍‍‍‍‍‍‍‍‍‍‍‍‍‍‍‍‍‍‍‍‍‍‍‍‍‍‍‍‍‍‍‍‍‍‍‍‍‍‍‍‍‍‍‍‍‍‍‍‍‍‍‍‍‍‍‍‍‍‍‍‍‍‍‍‍‍‍‍‍‍‍‍‍‍‍‍‍‍‍‍‍‍‍‍‍‍‍‍‍‍‍‍‍‍‍‍‍‍‍‍‍‍‍‍‍‍‍‍‍‍‍‍‍‍‍‍‍‍‍‍‍‍‍‍‍‍‍‍‍‍‍‍‍‍‍‍‍‍‍‍‍‍‍‍‍‍‍‍‍‍‍‍‍‍‍‍‍‍‍‍‍‍‍‍‍‍‍‍‍‍‍‍‍‍‍‍‍‍‍‍‍‍‍‍‍‍‍‍‍‍‍‍‍‍‍‍‍‍‍‍‍‍‍‍‍‍‍‍‍‍‍‍‍‍‍‍‍‍‍‍‍‍‍‍‍‍‍‍‍‍‍‍‍‍‍‍‍‍‍‍‍‍‍‍‍‍‍‍‍‍‍‍‍‍‍‍‍‍‍‍‍‍‍‍‍‍‍‍‍‍‍‍‍‍‍‍‍‍‍‍‍‍‍‍‍‍‍
এআই গ্লোবাল স্লোডাউন র‍্যাঙ্কিংস র‌‍‍‍‍‍‍‍‍‍‍‍‍‍‍‍‍‍‍‍‍‍‍‍‍‍‍‍‍‍‍‍‍‍‍‍‍‍‍‍‍‍‍‍‍‍‍‍‍‍‍‍‍‍‍‍‍‍‍‍‍‍‍‍‍‍‍‍‍‍‍‍‍‍‍‍‍‍‍‍‍‍‍‍‍‍‍‍‍‍‍‍‍‍‍‍‍‍‍‍‍‍‍‍‍‍‍‍‍‍‍‍‍‍‍‍‍‍‍‍‍‍‍‍‍‍‍‍‍‍‍‍‍‍‍‍‍‍‍‍‍‍‍‍‍‍‍‍‍‍‍‍‍‍‍‍‍‍‍‍‍‍‍‍‍‍‍‍‍‍‍‍‍‍‍‍‍‍‍‍‍‍‍‍‍‍‍‍‍‍‍‍‍‍‍‍‍‍‍‍‍‍‍‍‍‍‍‍‍‍‍‍‍‍‍‍‍‍‍‍‍‍‍‍‍‍‍‍‍‍‍‍‍‍‍‍‍‍‍‍‍‍‍‍‍‍‍‍‍‍‍‍‍‍‍‍‍‍‍‍‍‍‍‍‍‍‍‍‍‍‍‍‍‍‍‍‍‍‍‍‍‍‍‍‍‍‍‍‍‍‍‍‍‍‍‍‍‍‍‍‍‍‍‍‍‍‍‍‍‍‍‍‍‍‍‍‍‍‍‍‍‍‍‍‍‍‍‍‍‍‍‍‍‍‍‍‍‍‍‍‍‍‍‍‍‍‍‍‍‍‍‍‍‍‍‍‍‍‍‍‍‍‍‍‍‍‍‍‍‍‍‍‍‍‍‍‍‍‍‍‍‍‍‍‍‍‍‍‍‍‍‍‍‍‍‍‍‍‍‍‍‍‍‍‍‍‍‍‍‍‍‍‍‍‍‍‍‍‍‍‍‍‍‍‍‍‍‍‍‍‍‍‍‍‍‍‍‍‍‍‍‍‍‍‍‍‍‍‍‍‍‍‍‍‍‍‍‍‍‍‍‍‍‍‍‍‍‍‍‍‍‍‍‍‍‍‍‍‍‍‍‍‍‍‍‍‍‍‍‍‍‍‍‍‍‍‍‍‍‍‍‍‍‍‍‍‍‍‍‍‍‍‍‍‍‍‍‍‍‍‍‍‍‍‍‍‍‍‍‍‍‍‍‍‍‍‍‍‍‍‍‍‍‍‍‍‍‍‍‍‍‍‍‍‍‍‍‍‍‍‍‍‍‍‍‍‍‍‍‍‍‍‍‍‍‍‍‍‍‍‍‍‍‍‍‍‍‍‍‍‍‍‍‍‍‍‍‍‍‍‍‍‍‍‍‍‍‍‍‍‍‍‍‍‍‍‍‍‍‍‍‍‍‍‍‍‍‍‍‍‍‍‍‍‍‍‍‍‍‍‍‍‍‍‍‍‍‍‍‍‍‍‍‍‍‍‍‍‍‍‍‍‍‍‍‍‍‍‍‍‍‍‍‍‍‍‍‍‍‍‍‍‍‍‍‍‍‍‍‍‍‍‍‍‍‍‍‍‍‍‍‍‍‍‍‍‍‍‍‍‍‍‍‍‍‍‍‍‍‍‍‍‍‍‍‍‍‍‍‍‍‍‍‍‍‍‍‍‍‍‍‍‍‍‍‍‍‍‍‍‍‍‍‍‍‍‍‍‍‍‍‍‍‍‍‍‍‍‍‍‍‍‍‍‍‍‍‍‍‍‍‍‍‍‍‍‍‍‍‍‍‍‍‍‍‍‍‍‍‍‍‍‍‍‍‍‍‍‍‍‍‍‍‍‍‍‍‍‍‍‍‍‍‍‍‍‍‍‍‍‍‍‍‍‍‍‍‍‍‍‍‍‍‍‍‍‍‍‍‍‍‍‍‍‍‍‍‍‍‍‍‍‍‍‍‍‍‍‍‍‍‍‍‍‍‍‍‍‍‍‍‍‍‍‍‍‍‍‍‍‍‍‍‍‍‍‍‍‍‍‍‍‍‍‍‍‍‍‍‍‍‍‍‍‍‍‍‍‍‍‍‍‍‍‍‍‍‍‍‍‍‍‍‍‍‍‍‍‍‍‍‍‍‍‍‍‍‍‍‍‍‍‍‍‍‍‍‍‍‍‍‍‍‍‍‍‍‍‍‍‍‍‍‍‍‍‍‍‍‍‍‍‍‍‍‍‍‍‍‍‍‍‍‍‍‍‍‍‍‍‍‍‍‍‍‍‍‍‍‍‍‍‍‍‍‍‍‍‍‍‍‍‍‍‍‍‍‍‍‍‍‍‍‍‍‍‍‍‍‍‍‍‍‍‍‍‍‍‍‍‍‍‍‍‍‍‍‍‍‍‍‍‍‍‍‍‍‍‍‍‍‍‍‍‍‍‍‍‍‍‍‍‍‍‍‍‍‍‍‍‍‍‍‍‍‍‍‍‍‍‍‍‍‍‍‍‍‍‍‍‍‍‍‍‍‍‍‍‍‍‍‍‍‍‍‍‍‍‍‍‍‍‍‍‍‍‍‍‍‍‍‍‍‍‍‍‍‍‍‍‍‍‍‍‍‍‍‍‍‍‍‍‍‍‍‍‍‍‍‍‍‍‍‍‍‍‍‍‍‍‍‍‍‍‍‍‍‍‍‍‍‍‍‍‍‍‍‍‍‍‍‍‍‍‍‍‍‍‍‍‍‍‍‍‍‍‍‍‍‍‍‍‍‍‍‍‍‍‍‍‍‍‍‍‍‍‍‍‍‍‍‍‍‍‍‍‍‍‍‍‍‍‍‍‍‍‍‍‍‍‍‍‍‍‍‍‍‍‍‍‍‍‍‍‍‍‍‍‍‍‍‍‍‍‍‍‍‍‍‍‍‍‍‍‍‍‍‍‍‍‍‍‍‍‍‍‍‍‍‍‍‍‍‍‍‍‍‍‍‍‍‍‍‍‍‍‍‍‍‍‍‍‍‍‍‍‍‍‍‍‍‍‍‍‍‍‍‍‍‍‍‍‍‍‍‍‍‍‍‍‍‍‍‍‍‍‍‍‍‍‍‍‍‍‍‍‍‍‍‍‍‍‍‍‍‍‍‍‍‍‍‍‍‍‍‍‍‍‍‍‍‍‍‍‍‍‍‍‍‍‍‍‍‍‍‍‍‍‍‍‍‍‍‍‍‍‍‍‍‍‍‍‍‍‍‍‍‍‍‍‍‍‍‍‍‍‍‍‍‍‍‍‍‍‍‍‍‍‍‍‍‍‍‍‍‍‍‍‍‍‍‍‍‍‍‍‍‍‍‍‍‍‍‍‍‍‍‍‍‍‍‍‍‍‍‍‍‍‍‍‍‍‍‍‍‍‍‍‍‍‍‍‍‍‍‍‍‍‍‍‍‍‍‍‍‍‍‍‍‍‍‍‍‍‍‍‍‍‍‍‍‍‍‍‍‍‍‍‍‍‍‍‍‍‍‍‍‍‍‍‍‍‍‍‍‍‍‍‍‍‍‍‍‍‍‍‍‍‍‍‍‍‍‍‍‍‍‍‍‍‍‍‍‍‍‍‍‍‍‍‍‍‍‍‍‍‍‍‍‍‍‍‍‍‍‍‍‍‍‍‍‍‍‍‍‍‍‍‍‍‍‍‍‍‍‍‍‍‍‍‍‍‍‍‍‍‍‍‍‍‍‍‍‍‍‍‍‍‍‍‍‍‍‍‍‍‍‍‍‍‍‍‍‍‍‍‍‍‍‍‍‍‍‍‍‍‍‍‍‍‍‍‍‍‍‍‍‍‍‍‍‍‍‍‍‍‍‍‍‍‍‍‍‍‍‍‍‍‍‍‍‍‍‍‍‍‍‍‍‍‍‍‍‍‍‍‍‍‍‍‍‍‍‍‍‍‍‍‍‍‍‍‍‍‍‍‍‍‍‍‍‍‍‍‍‍‍‍‍‍‍‍‍‍‍‍‍‍‍‍‍‍‍‍‍‍‍‍‍‍‍‍‍‍‍‍‍‍‍‍‍‍‍‍‍‍‍‍‍‍‍‍‍‍‍‍‍‍‍‍‍‍‍‍‍‍‍‍‍‍‍‍‍‍‍‍‍‍‍‍‍‍‍‍‍‍‍‍‍‍‍‍‍‍‍‍‍‍‍‍‍‍‍‍‍‍‍‍‍‍‍‍‍‍‍‍‍‍‍‍‍‍‍‍‍‍‍‍‍‍‍‍‍‍‍‍‍‍‍‍‍‍‍‍‍‍‍‍‍‍‍‍‍‍‍‍‍‍‍‍‍‍‍‍‍‍‍‍‍‍‍‍‍‍‍‍‍‍‍‍‍‍‍‍‍‍‍‍‍‍‍‍‍‍‍‍‍‍‍‍‍‍‍‍‍‍‍‍‍‍‍‍‍‍‍‍‍‍‍‍‍‍‍‍‍‍‍‍‍‍‍‍‍‍‍‍‍‍‍
English Español Français Português
Italiano 日本語 ภาษาไทย Polski 한국어
Deutsch Русский Dansk العربية
Norsk bokmål Nederlands Bahasa Indonesia
繁体中文·台湾 繁体中文·香港 简体中文 Türkçe
हिन्दी
AICPB এআই র্যাঙ্কিংয়ের বিশ্বব্যাপী মানদণ্ড। AICPB এআই অ্যাপস,
এআই ওয়েবসাইটস এবং এআই মডেলের মানসম্মত, স্বচ্ছ এবং নিয়মিতভাবে আপডেট
করা বিশ্বব্যাপী র্যাঙ্কিং প্রকাশ করে। আমাদের র্যাঙ্কিংগুলো বিশ্বব্যাপী এআই
ল্যান্ডস্কেপ বোঝার জন্য একটি সামঞ্জস্যপূর্ণ এবং নির্ভরযোগ্য রেফারেন্স প্রদান করার
জন্য ডিজাইন করা হয়েছে।